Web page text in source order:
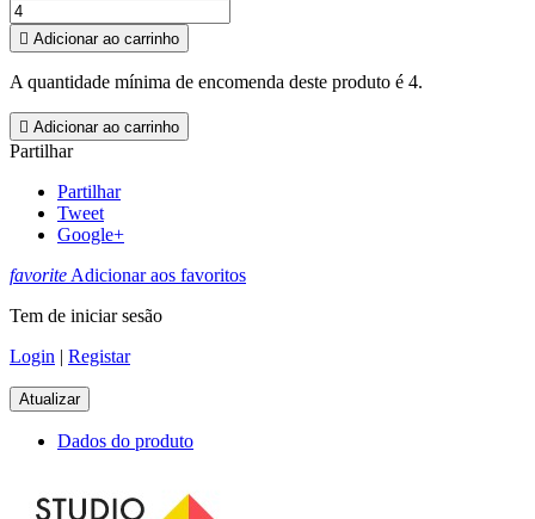
 Adicionar ao carrinho
A quantidade mínima de encomenda deste produto é 4.
 Adicionar ao carrinho
Partilhar
Partilhar
Tweet
Google+
favoriteAdicionar aos favoritos
Tem de iniciar sesão
Login | Registar
Dados do produto